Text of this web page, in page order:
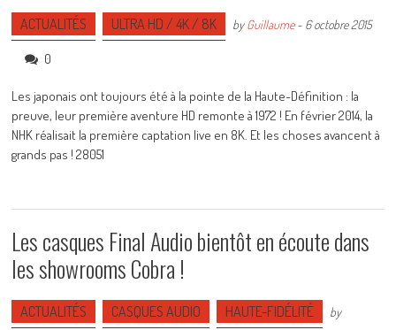
ACTUALITÉS ULTRA HD / 4K / 8K byGuillaume- 6 octobre 2015
0
Les japonais ont toujours été à la pointe de la Haute-Définition : la
preuve, leur première aventure HD remonte à 1972 ! En février 2014, la
NHK réalisait la première captation live en 8K. Et les choses avancent à
grands pas ! 28051
Les casques Final Audio bientôt en écoute dans
les showrooms Cobra !
ACTUALITÉS CASQUES AUDIO HAUTE-FIDÉLITÉ by